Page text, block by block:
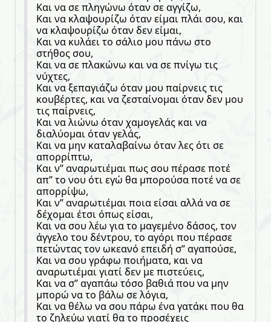
Και να σε πληγώνω όταν σε αγγίζω,
Και να κλαψουρίζω όταν είμαι πλάι σου, και
να κλαψουρίζω όταν δεν είμαι,
Και να κυλάει το σάλιο μου πάνω στο
στήθος σου,
Και να σε πλακώνω και να σε πνίγω τις
νύχτες,
Και να ξεπαγιάζω όταν μου παίρνεις τις
κουβέρτες, και να ζεσταίνομαι όταν δεν μου
τις παίρνεις,
Και να λιώνω όταν χαμογελάς και να
διαλύομαι όταν γελάς,
Και να μην καταλαβαίνω όταν λες ότι σε
απορρίπτω,
Και ν” αναρωτιέμαι πως σου πέρασε ποτέ
απ” το νου ότι εγώ θα μπορούσα ποτέ να σε
απορρίψω,
Και ν” αναρωτιέμαι ποια είσαι αλλά να σε
δέχομαι έτσι όπως είσαι,
Και να σου λέω για το μαγεμένο δάσος, τον
άγγελο του δέντρου, το αγόρι που πέρασε
πετώντας τον ωκεανό επειδή σ” αγαπούσε,
Και να σου γράφω ποιήματα, και να
αναρωτιέμαι γιατί δεν με πιστεύεις,
Και να σ” αγαπάω τόσο βαθιά που να μην
μπορώ να το βάλω σε λόγια,
Και να θέλω να σου πάρω ένα γατάκι που θα
το ζηλεύω γιατί θα το προσέχεις